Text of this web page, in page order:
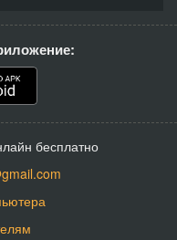
бесплатно